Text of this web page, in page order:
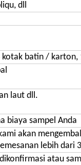
dll
batin / karton,
laut dll.
biaya sampel Anda
akan
lebih dari
atau